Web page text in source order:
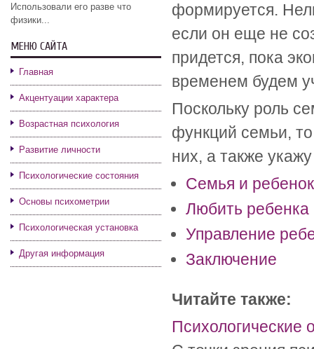
формируется.
если он еще не
придется, пока
временем будем
Поскольку роль
функций семьи,
них, а также
Семья и
Любить ребенка
Управление
Заключение
Читайте также:
Психологические
Использовали его разве что
физики...
МЕНЮ САЙТА
Главная
Акцентуации характера
Возрастная психология
Развитие личности
Психологические состояния
Основы психометрии
Психологическая установка
Другая информация